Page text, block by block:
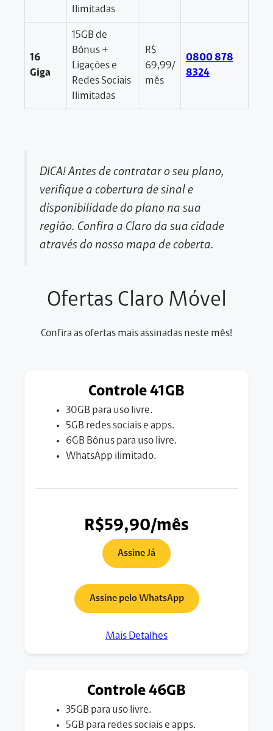
Ilimitadas
16
Giga
15GB de
Bônus +
Ligações e
Redes Sociais
Ilimitadas
R$
69,99/
mês
0800 878
8324
DICA!Antes de contratar o seu plano,
verifique a cobertura de sinal e
disponibilidade do plano na sua
região. Confira a Claro da sua cidade
através do nosso mapa de coberta.
Ofertas Claro Móvel
Confira as ofertas mais assinadas neste mês!
Controle 41GB
30GB para uso livre.
5GB redes sociais e apps.
6GB Bônus para uso livre.
WhatsApp ilimitado.
R$59,90/mês
Assine Já
Assine pelo WhatsApp
Mais Detalhes
Controle 46GB
35GB para uso livre.
5GB para redes sociais e apps.